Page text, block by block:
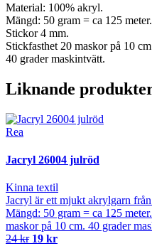
Material: 100% akryl.
Mängd: 50 gram = ca 125 meter.
Stickor 4 mm.
Stickfasthet 20 maskor på 10
40 grader maskintvätt.
Liknande
Rea
Jacryl 26004 julröd
Kinna textil
Jacryl är ett mjukt akrylgarn
Mängd: 50 gram = ca 125
maskor på 10 cm. 40 grader
24 kr 19 kr